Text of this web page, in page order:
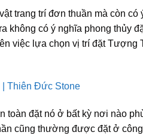
trang trí đơn thuần mà còn có
không có ý nghĩa phong thủy
việc lựa chọn vị trí đặt Tượng
toàn đặt nó ở bất kỳ nơi nào
cũng thường được đặt ở